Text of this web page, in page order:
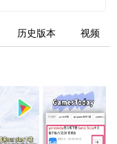
历史版本 视频